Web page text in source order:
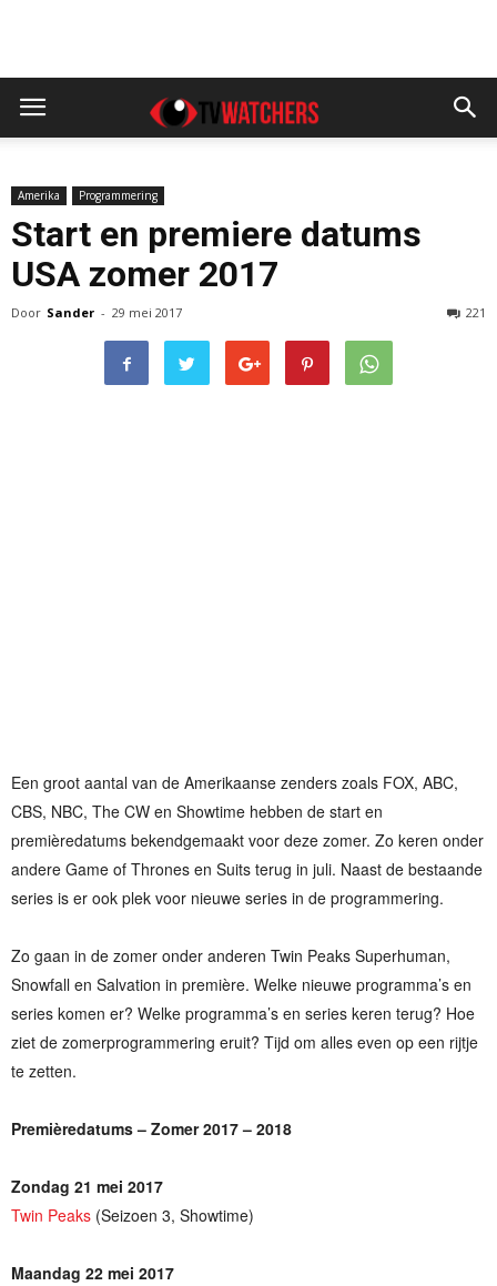
Amerika Programmering
Start en premiere datums
USA zomer 2017
Door Sander - 29 mei 2017 221
Een groot aantal van de Amerikaanse zenders zoals FOX, ABC,
CBS, NBC, The CW en Showtime hebben de start en
premièredatums bekendgemaakt voor deze zomer. Zo keren onder
andere Game of Thrones en Suits terug in juli. Naast de bestaande
series is er ook plek voor nieuwe series in de programmering.
Zo gaan in de zomer onder anderen Twin Peaks Superhuman,
Snowfall en Salvation in première. Welke nieuwe programma’s en
series komen er? Welke programma’s en series keren terug? Hoe
ziet de zomerprogrammering eruit? Tijd om alles even op een rijtje
te zetten.
Premièredatums – Zomer 2017 – 2018
Zondag 21 mei 2017
Twin Peaks (Seizoen 3, Showtime)
Maandag 22 mei 2017